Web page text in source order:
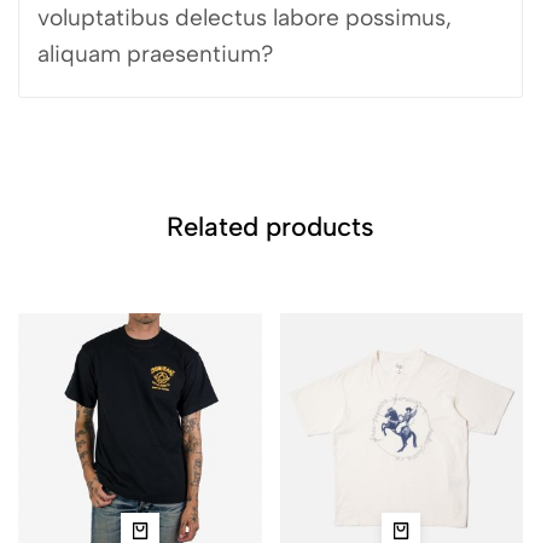
voluptatibus delectus labore possimus,
aliquam praesentium?
Related products